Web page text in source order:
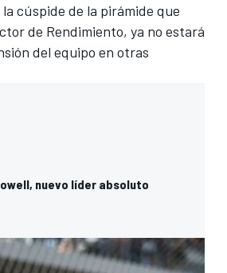
cúspide de la pirámide que
de Rendimiento, ya no estará
del equipo en otras
nuevo líder absoluto